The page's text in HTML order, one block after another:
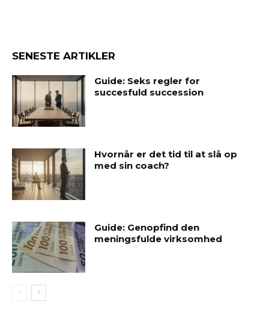
SENESTE ARTIKLER
Guide: Seks regler for
succesfuld succession
Hvornår er det tid til at slå op
med sin coach?
Guide: Genopfind den
meningsfulde virksomhed